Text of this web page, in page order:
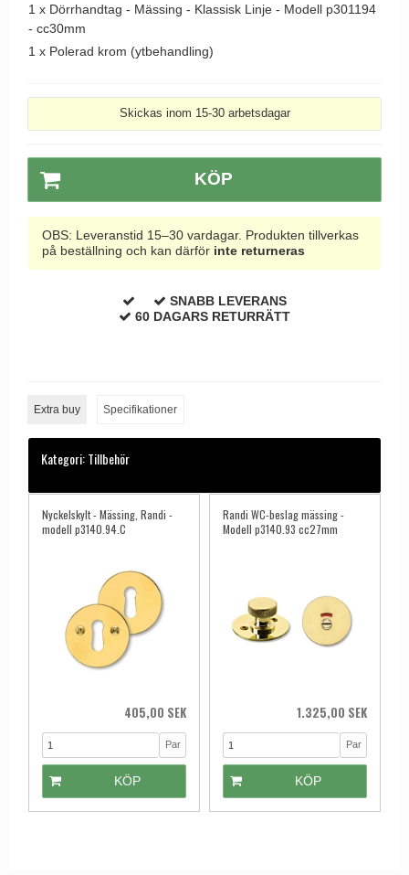
1 x Dörrhandtag - Mässing - Klassisk Linje - Modell p301194
- cc30mm
1 x Polerad krom (ytbehandling)
Skickas inom 15-30 arbetsdagar
KÖP
OBS: Leveranstid 15–30 vardagar. Produkten tillverkas
på beställning och kan därför inte returneras
SNABB LEVERANS
60 DAGARS RETURRÄTT
Extra buy Specifikationer
Kategori:Tillbehör
Nyckelskylt - Mässing, Randi -
modell p3140.94.C
405,00 SEK
Par
KÖP
Randi WC-beslag mässing -
Modell p3140.93 cc27mm
1.325,00 SEK
Par
KÖP